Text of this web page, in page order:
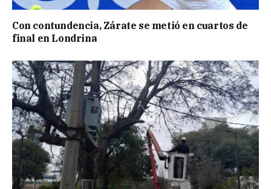
Con contundencia, Zárate se metió en cuartos de
final en Londrina